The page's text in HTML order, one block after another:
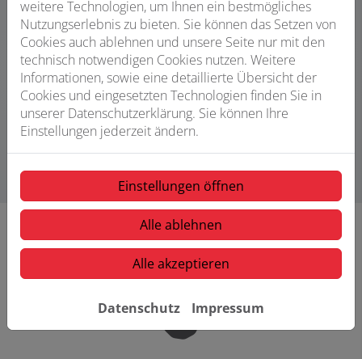
Neugierig, wie das im Alltag aussieht?
Mach ein Schnupperpraktikum.
Wir bieten dir die Möglichkeit in unseren Betrieb im
Rahmen eines Praktikums hineinzuschauen. Wir freuen
uns auf deine Bewerbung über unser Kontaktformular.
Zum Bewerbungsformular
weitere Technologien, um Ihnen ein bestmögliches
Nutzungserlebnis zu bieten. Sie können das Setzen von
Cookies auch ablehnen und unsere Seite nur mit den
technisch notwendigen Cookies nutzen. Weitere
Informationen, sowie eine detaillierte Übersicht der
Cookies und eingesetzten Technologien finden Sie in
unserer Datenschutzerklärung. Sie können Ihre
Einstellungen jederzeit ändern.
Einstellungen öffnen
Alle ablehnen
Alle akzeptieren
Datenschutz Impressum